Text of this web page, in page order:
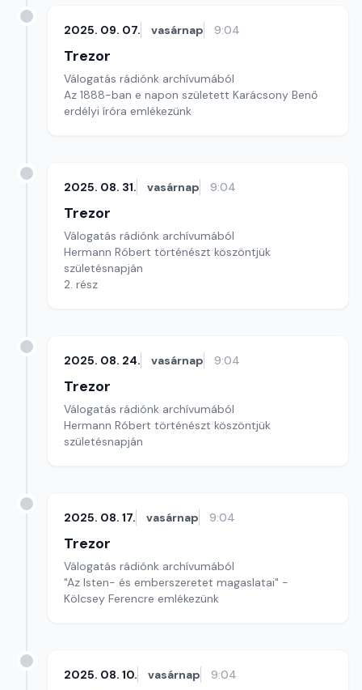
2025. 09. 07. vasárnap 9:04
Trezor
Válogatás rádiónk archívumából
Az 1888-ban e napon született Karácsony Benő
erdélyi íróra emlékezünk
2025. 08. 31. vasárnap 9:04
Trezor
Válogatás rádiónk archívumából
Hermann Róbert történészt köszöntjük
születésnapján
2. rész
2025. 08. 24. vasárnap 9:04
Trezor
Válogatás rádiónk archívumából
Hermann Róbert történészt köszöntjük
születésnapján
2025. 08. 17. vasárnap 9:04
Trezor
Válogatás rádiónk archívumából
"Az Isten- és emberszeretet magaslatai" -
Kölcsey Ferencre emlékezünk
2025. 08. 10. vasárnap 9:04